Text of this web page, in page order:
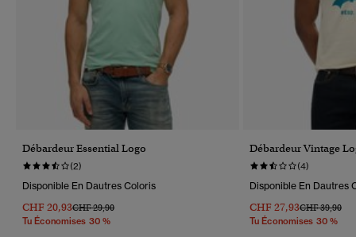
Débardeur Essential Logo
(2)
Disponible En Dautres Coloris
CHF 20,93Prix Réduit De
CHF 29,90À
Tu Économises 30 %
Débardeur Vintage
(4)
Disponible En Dautres
CHF 27,93Prix Réduit De
CHF 39,90À
Tu Économises 30 %